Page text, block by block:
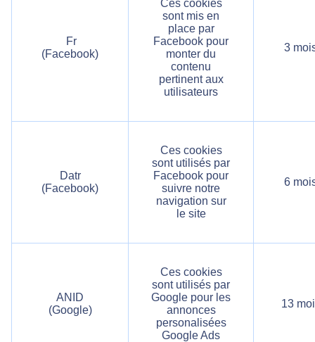
Fr
(Facebook)
Ces cookies
sont mis en
place par
Facebook pour
monter du
contenu
pertinent aux
utilisateurs
3
Datr
(Facebook)
Ces cookies
sont utilisés par
Facebook pour
suivre notre
navigation sur
le site
6
ANID
(Google)
Ces cookies
sont utilisés par
Google pour les
annonces
personalisées
Google Ads
13